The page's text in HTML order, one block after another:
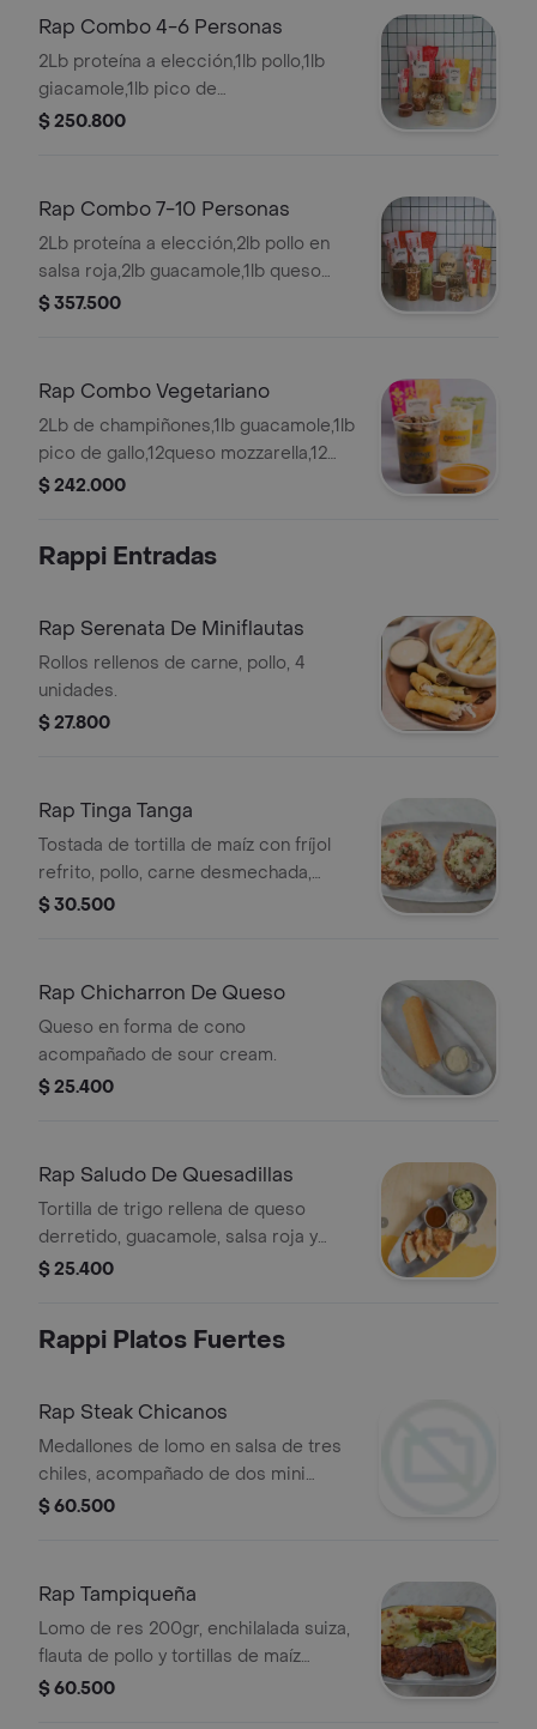
Rap Combo 4-6 Personas
2Lb proteína a elección,1lb pollo,1lb
giacamole,1lb pico de
gallo,12frijol,1paq tortilla
$ 250.800
Rap Combo 7-10 Personas
2Lb proteína a elección,2lb pollo en
salsa roja,2lb guacamole,1lb queso
rallado,1lb frijol,1paq tortilla
$ 357.500
Rap Combo Vegetariano
2Lb de champiñones,1lb guacamole,1lb
pico de gallo,12queso mozzarella,12
frijol,2paq tortilla elección,1paq
$ 242.000
Rappi Entradas
Rap Serenata De Miniflautas
Rollos rellenos de carne, pollo, 4
unidades.
$ 27.800
Rap Tinga Tanga
Tostada de tortilla de maíz con fríjol
refrito, pollo, carne desmechada,
cebolla, lechuga, crema de leche y
$ 30.500
Rap Chicharron De Queso
Queso en forma de cono
acompañado de sour cream.
$ 25.400
Rap Saludo De Quesadillas
Tortilla de trigo rellena de queso
derretido, guacamole, salsa roja y
crema agria.
$ 25.400
Rappi Platos Fuertes
Rap Steak Chicanos
Medallones de lomo en salsa de tres
chiles, acompañado de dos mini
quesadillas y arroz mexicano.
$ 60.500
Rap Tampiqueña
Lomo de res 200gr, enchilalada suiza,
flauta de pollo y tortillas de maíz
rellena de guacamole.
$ 60.500